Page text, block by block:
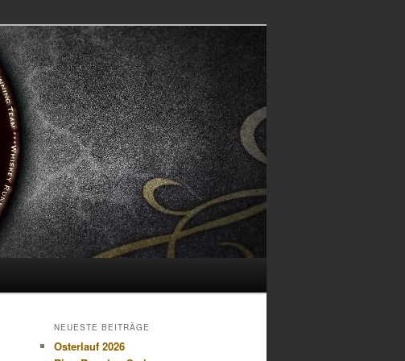
NEUESTE BEITRÄGE
Osterlauf 2026